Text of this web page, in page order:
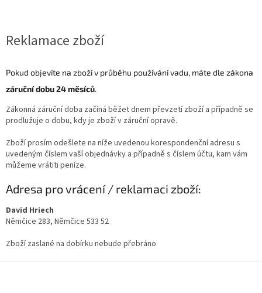
Reklamace zboží
Pokud objevíte na zboží v průběhu používání vadu, máte dle zákona
záruční dobu 24 měsíců.
Zákonná záruční doba začíná běžet dnem převzetí zboží a případně se
prodlužuje o dobu, kdy je zboží v záruční opravě.
Zboží prosím odešlete na níže uvedenou korespondenční adresu s
uvedeným číslem vaší objednávky a případně s číslem účtu, kam vám
můžeme vrátiti peníze.
Adresa pro vrácení / reklamaci zboží:
David Hriech
Němčice 283, Němčice 533 52
Zboží zaslané na dobírku nebude přebráno